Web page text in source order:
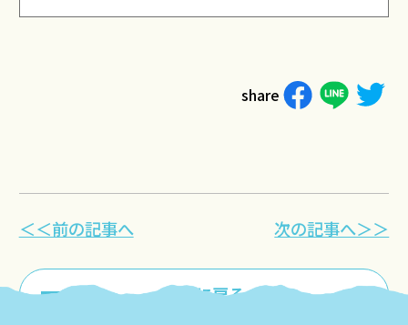
share
＜＜前の記事へ
一覧に戻る
次の記事へ＞＞